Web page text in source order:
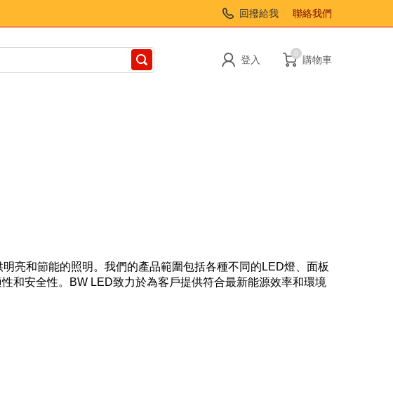
回撥給我 聯絡我們
登入
0
購物車
亮和節能的照明。我們的產品範圍包括各種不同的LED燈、面板
和安全性。BW LED致力於為客戶提供符合最新能源效率和環境